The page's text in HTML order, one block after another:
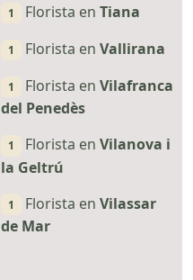
1 Florista en Tiana
1 Florista en Vallirana
1 Florista en Vilafranca
del Penedès
1 Florista en Vilanova i
la Geltrú
1 Florista en Vilassar
de Mar